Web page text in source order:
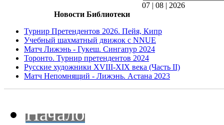
07 | 08 | 2026
Новости Библиотеки
Турнир Претендентов 2026. Пейя, Кипр
Учебный шахматный движок с NNUE
Матч Лижэнь - Гукеш. Сингапур 2024
Торонто. Турнир претендентов 2024
Русские художники XVIII-XIX века (Часть II)
Матч Непомнящий - Лижэнь. Астана 2023
Начало